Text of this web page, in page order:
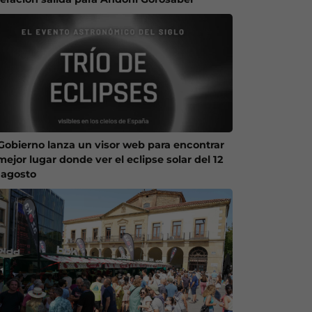
lanza un visor web para encontrar
lugar donde ver el eclipse solar del 12